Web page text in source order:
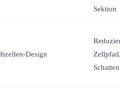
Sektion
Design